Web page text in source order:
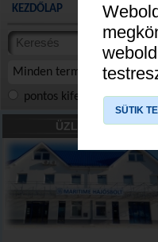
KEZDŐLAP AKCIÓS
Minden termék
pontos kifejezés
ÜZLETÜNK
SÜTIK